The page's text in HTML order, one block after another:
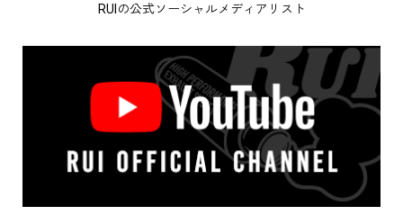
RUIの公式ソーシャルメディアリスト